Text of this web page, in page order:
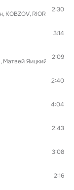
KOBZOV RIORINNA
2:30
3:14
Матвей Яицкий
2:09
2:40
4:04
2:43
3:08
2:16